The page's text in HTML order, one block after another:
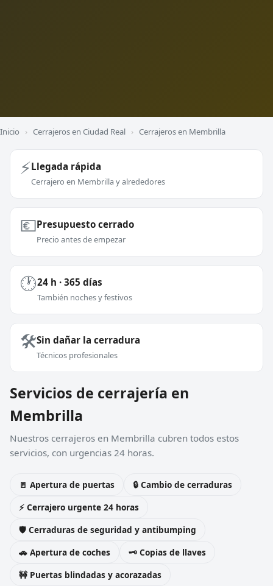
Inicio › Cerrajeros en Ciudad Real › Cerrajeros en Membrilla
⚡Llegada rápida
Cerrajero en Membrilla y alrededores
💶Presupuesto cerrado
Precio antes de empezar
🕐24 h · 365 días
También noches y festivos
🛠️Sin dañar la cerradura
Técnicos profesionales
Servicios de cerrajería en
Membrilla
Nuestros cerrajeros en Membrilla cubren todos estos
servicios, con urgencias 24 horas.
🚪 Apertura de puertas
🔒 Cambio de cerraduras
⚡ Cerrajero urgente 24 horas
🛡️ Cerraduras de seguridad y antibumping
🚗 Apertura de coches
🗝️ Copias de llaves
🚧 Puertas blindadas y acorazadas